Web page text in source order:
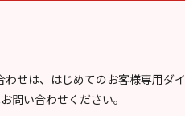
せは、はじめてのお客様専用ダイ
問い合わせください。